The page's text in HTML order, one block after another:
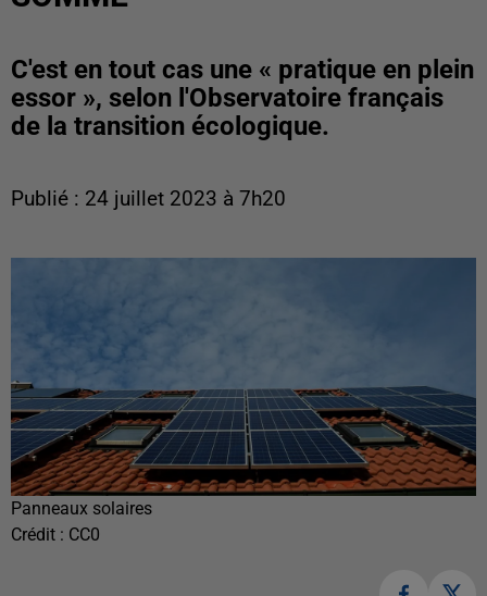
C'est en tout cas une « pratique en plein
essor », selon l'Observatoire français
de la transition écologique.
Publié : 24 juillet 2023 à 7h20
Panneaux solaires
Crédit : CC0